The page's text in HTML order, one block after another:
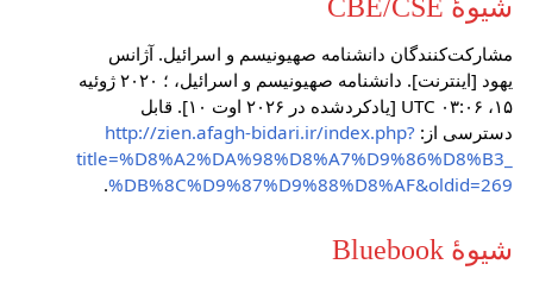
شیوهٔ CBE/CSE
مشارکت‌کنندگان دانشنامه صهیونیسم و اسرائیل. آژانس
یهود [اینترنت]. دانشنامه صهیونیسم و اسرائیل، ؛ ۲۰۲۰ ژوئیه
۱۵، ‏۰۳:۰۶ UTC [یادکردشده در ۲۰۲۶ اوت ۱۰]. قابل
دسترسی از: http://zien.afagh-bidari.ir/index.php?
title=%D8%A2%DA%98%D8%A7%D9%86%D8%B3_
%DB%8C%D9%87%D9%88%D8%AF&oldid=269
.
شیوهٔ Bluebook